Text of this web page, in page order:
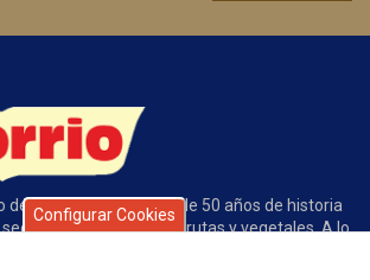
Configurar Cookies
de empresas con más de 50 años de historia
de conservas de frutas y vegetales. A lo